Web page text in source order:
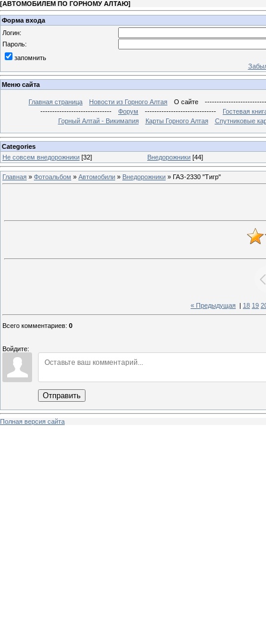
[АВТОМОБИЛЕМ ПО ГОРНОМУ АЛТАЮ]
Форма входа
Логин:
Пароль:
запомнить
Меню сайта
Главная страница Новости из Горного Алтая О сайте
------------------------------
Форум ------------------------------
Гостевая
Горный Алтай - Викимапия
Карты Горного Алтая Спутниковые
Categories
Не совсем внедорожники [32] Внедорожники [44]
Главная » Фотоальбом » Автомобили » Внедорожники » ГАЗ-2330 "Тигр"
« Предыдущая 18 19
Всего комментариев: 0
Войдите:
Отправить
Полная версия сайта